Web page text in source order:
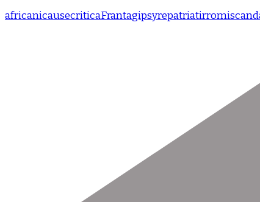
africanicausecriticaFrantagipsyrepatriatirromi